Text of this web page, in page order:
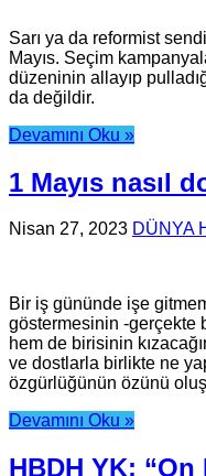
Sarı ya da reformist
Mayıs. Seçim
düzeninin allayıp
da değildir.
Devamını Oku »
1 Mayıs nasıl
Nisan 27, 2023 DÜNYA
Bir iş gününde işe
göstermesinin -gerçekte
hem de birisinin
ve dostlarla birlikte ne
özgürlüğünün özünü
Devamını Oku »
HBDH YK: